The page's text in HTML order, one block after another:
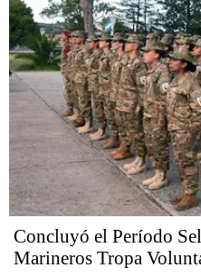
Concluyó el Período
Marineros Tropa